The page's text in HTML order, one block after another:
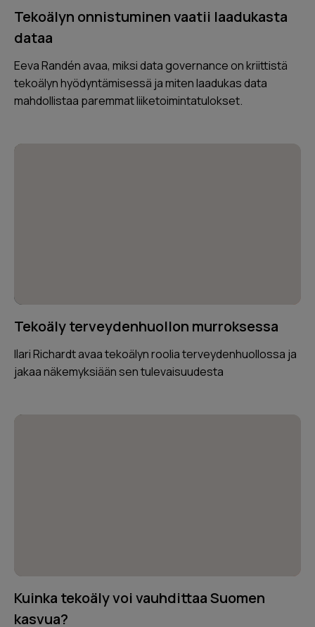
Tekoälyn onnistuminen vaatii laadukasta
dataa
Eeva Randén avaa, miksi data governance on kriittistä
tekoälyn hyödyntämisessä ja miten laadukas data
mahdollistaa paremmat liiketoimintatulokset.
Tekoäly terveydenhuollon murroksessa
Ilari Richardt avaa tekoälyn roolia terveydenhuollossa ja
jakaa näkemyksiään sen tulevaisuudesta
Kuinka tekoäly voi vauhdittaa Suomen
kasvua?